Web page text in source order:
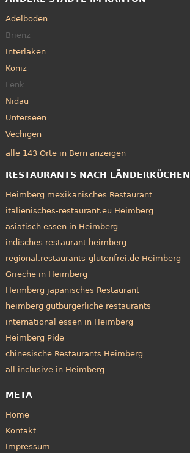
Adelboden
Brienz
Interlaken
Köniz
Lenk
Nidau
Unterseen
Vechigen
alle 143 Orte in Bern anzeigen
RESTAURANTS NACH LÄNDERKÜCHEN
Heimberg mexikanisches Restaurant
italienisches-restaurant.eu Heimberg
asiatisch essen in Heimberg
indisches restaurant heimberg
regional.restaurants-glutenfrei.de Heimberg
Grieche in Heimberg
Heimberg japanisches Restaurant
heimberg gutbürgerliche restaurants
international essen in Heimberg
Heimberg Pide
chinesische Restaurants Heimberg
all inclusive in Heimberg
META
Home
Kontakt
Impressum